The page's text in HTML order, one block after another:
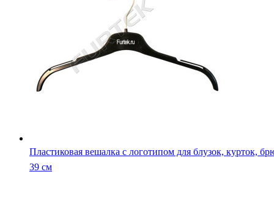
Пластиковая вешалка с логотипом для блузок, курток,
39 см